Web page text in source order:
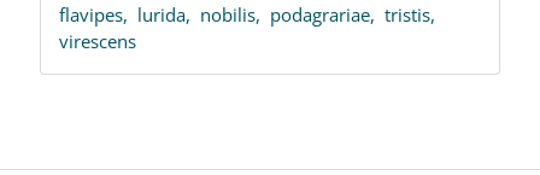
flavipes, lurida, nobilis, podagrariae, tristis,
virescens